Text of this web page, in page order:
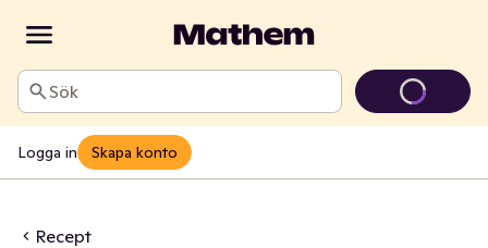
Sök
Logga in Skapa konto
Recept